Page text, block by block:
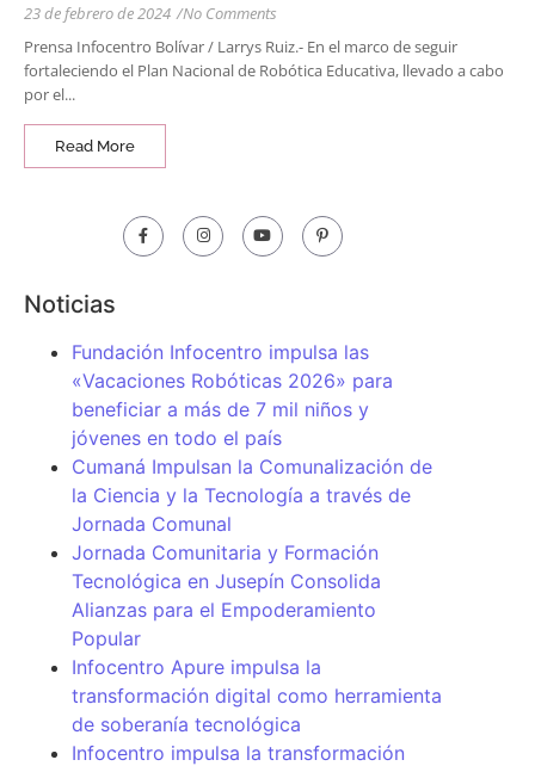
23 de febrero de 2024 /No Comments
Prensa Infocentro Bolívar / Larrys Ruiz.- En el marco de seguir
fortaleciendo el Plan Nacional de Robótica Educativa, llevado a cabo
por el...
Read More
Noticias
Fundación Infocentro impulsa las
«Vacaciones Robóticas 2026» para
beneficiar a más de 7 mil niños y
jóvenes en todo el país
Cumaná Impulsan la Comunalización de
la Ciencia y la Tecnología a través de
Jornada Comunal
Jornada Comunitaria y Formación
Tecnológica en Jusepín Consolida
Alianzas para el Empoderamiento
Popular
Infocentro Apure impulsa la
transformación digital como herramienta
de soberanía tecnológica
Infocentro impulsa la transformación